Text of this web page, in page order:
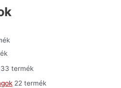
33 termék
22 termék